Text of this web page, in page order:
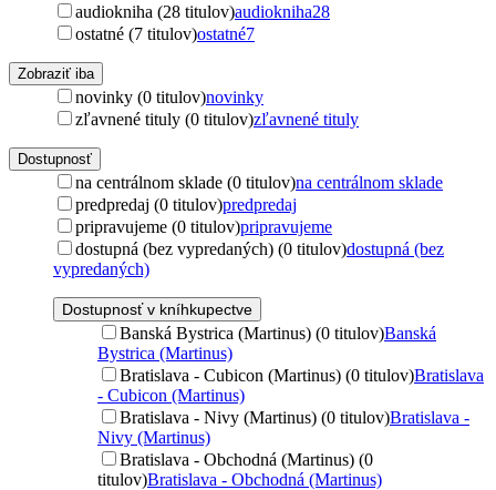
audiokniha (28 titulov)audiokniha28
ostatné (7 titulov)ostatné7
Zobraziť iba
novinky (0 titulov)novinky
zľavnené tituly (0 titulov)zľavnené tituly
Dostupnosť
na centrálnom sklade (0 titulov)na centrálnom sklade
predpredaj (0 titulov)predpredaj
pripravujeme (0 titulov)pripravujeme
dostupná (bez vypredaných) (0 titulov)dostupná (bez
vypredaných)
Dostupnosť v kníhkupectve
Banská Bystrica (Martinus) (0 titulov)Banská
Bystrica (Martinus)
Bratislava - Cubicon (Martinus) (0 titulov)Bratislava
- Cubicon (Martinus)
Bratislava - Nivy (Martinus) (0 titulov)Bratislava -
Nivy (Martinus)
Bratislava - Obchodná (Martinus) (0
titulov)Bratislava - Obchodná (Martinus)